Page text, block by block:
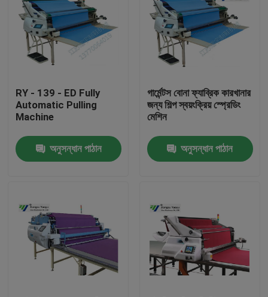
পণ্য
আমাদের সম্পর্কে
RY - 139 - ED Fully
Automatic Pulling
Machine
অনুসন্ধান পাঠান
গার্মেন্টস বোনা ফ্যাব্রিক কারখানার
জন্য শিল্প স্বয়ংক্রিয় স্প্রেডিং
মেশিন
অনুসন্ধান পাঠান